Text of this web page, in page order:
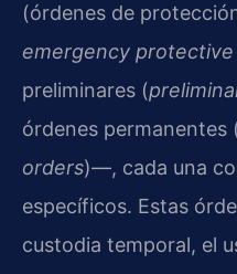
(órdenes de
emergency
preliminares (
órdenes permanentes
orders)—, cada una
específicos. Estas
custodia temporal, el